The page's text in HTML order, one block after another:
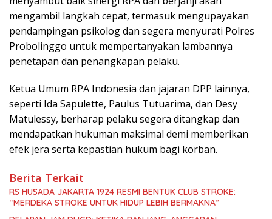
mengambil langkah cepat, termasuk mengupayakan
pendampingan psikolog dan segera menyurati Polres
Probolinggo untuk mempertanyakan lambannya
penetapan dan penangkapan pelaku.
​Ketua Umum RPA Indonesia dan jajaran DPP lainnya,
seperti Ida Sapulette, Paulus Tutuarima, dan Desy
Matulessy, berharap pelaku segera ditangkap dan
mendapatkan hukuman maksimal demi memberikan
efek jera serta kepastian hukum bagi korban.
Berita Terkait
RS HUSADA JAKARTA 1924 RESMI BENTUK CLUB STROKE:
“MERDEKA STROKE UNTUK HIDUP LEBIH BERMAKNA”